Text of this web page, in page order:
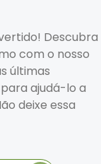
Descubra
com o nosso
últimas
ajudá-lo a
deixe essa